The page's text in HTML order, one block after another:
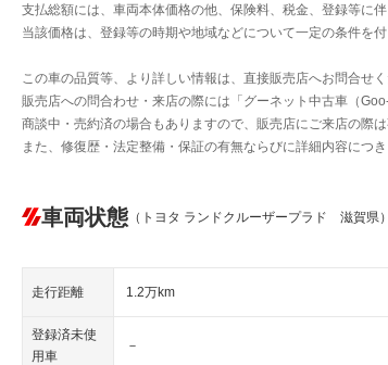
支払総額には、車両本体価格の他、保険料、税金、登録等に
当該価格は、登録等の時期や地域などについて一定の条件を付
この車の品質等、より詳しい情報は、直接販売店へお問合せく
販売店への問合わせ・来店の際には「グーネット中古車（
商談中・売約済の場合もありますので、販売店にご来店の際
また、修復歴・法定整備・保証の有無ならびに詳細内容につ
車両状態 （トヨタ ランドクルーザープラド 滋賀県）
走行距離 1.2万km
登録済未使
用車
－